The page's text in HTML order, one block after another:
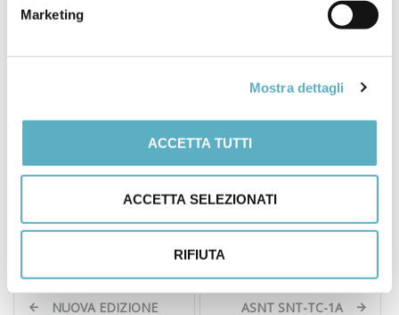
Marketing
Mostra dettagli
ACCETTA TUTTI
ACCETTA SELEZIONATI
RIFIUTA
si occupano di metallurgia di aggiornarsi sugli ultimi
sviluppi tecnologici e sulla scelta dei migliori acciai da
costruzione e da utensili.
Navigazione
NUOVA EDIZIONE
ASNT SNT-TC-1A